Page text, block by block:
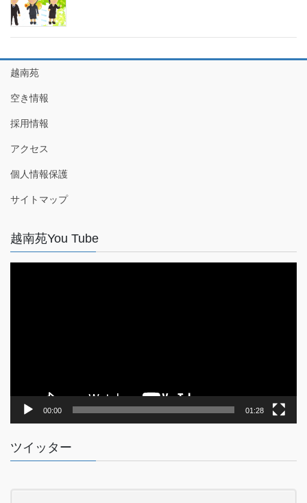
越南苑
空き情報
採用情報
アクセス
個人情報保護
サイトマップ
越南苑You Tube
00:00 01:28
ツイッター